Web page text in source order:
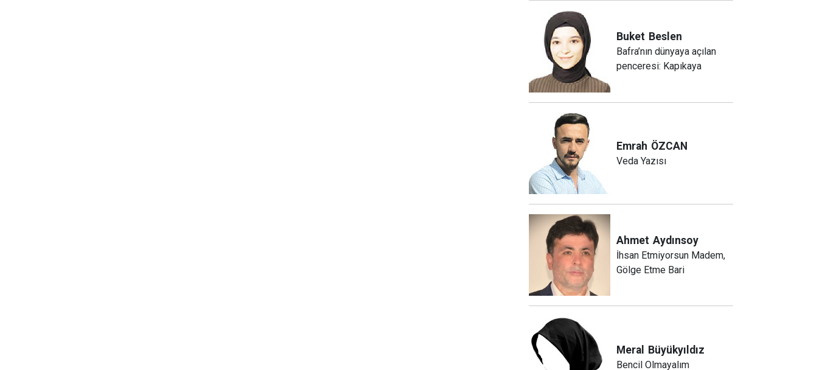
Buket Beslen
Bafra’nın dünyaya açılan
penceresi: Kapıkaya
Emrah ÖZCAN
Veda Yazısı
Ahmet Aydınsoy
İhsan Etmiyorsun Madem,
Gölge Etme Bari
Meral Büyükyıldız
Bencil Olmayalım